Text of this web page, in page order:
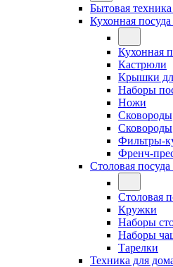
Бытовая техника
Кухонная посуда
Кухонная
Кастрюли
Крышки
Наборы
Ножи
Сковороды
Сковороды
Фильтры-
Френч-
Столовая посуда
Столовая
Кружки
Наборы
Наборы
Тарелки
Техника для